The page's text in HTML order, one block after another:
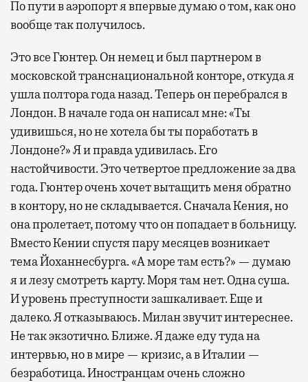
По пути в аэропорт я впервые думаю о том, как оно
вообще так получилось.
Это все Гюнтер. Он немец и был партнером в
московской транснациональной конторе, откуда я
ушла полтора года назад. Теперь он перебрался в
Лондон. В начале года он написал мне: «Ты
удивишься, но не хотела бы ты поработать в
Лондоне?» Я и правда удивилась. Его
настойчивости. Это четвертое предложение за два
года. Гюнтер очень хочет вытащить меня обратно
в контору, но не складывается. Сначала Кения, но
она пролетает, потому что он попадает в больницу.
Вместо Кении спустя пару месяцев возникает
тема Йоханнесбурга. «А море там есть?» — думаю
я и лезу смотреть карту. Моря там нет. Одна суша.
И уровень преступности зашкаливает. Еще и
далеко. Я отказываюсь. Милан звучит интереснее.
Не так экзотично. Ближе. Я даже еду туда на
интервью, но в мире — кризис, а в Италии —
безработица. Иностранцам очень сложно